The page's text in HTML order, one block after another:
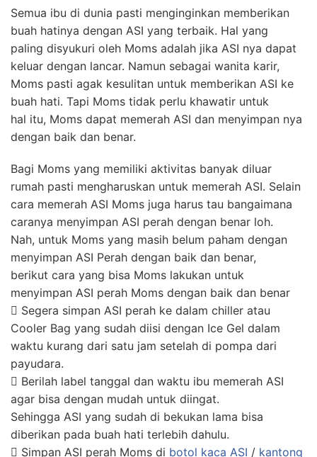
Semua ibu di dunia pasti menginginkan memberikan
buah hatinya dengan ASI yang terbaik. Hal yang
paling disyukuri oleh Moms adalah jika ASI nya dapat
keluar dengan lancar. Namun sebagai wanita karir,
Moms pasti agak kesulitan untuk memberikan ASI ke
buah hati. Tapi Moms tidak perlu khawatir untuk
hal itu, Moms dapat memerah ASI dan menyimpan nya
dengan baik dan benar.
Bagi Moms yang memiliki aktivitas banyak diluar
rumah pasti mengharuskan untuk memerah ASI. Selain
cara memerah ASI Moms juga harus tau bangaimana
caranya menyimpan ASI perah dengan benar loh.
Nah, untuk Moms yang masih belum paham dengan
menyimpan ASI Perah dengan baik dan benar,
berikut cara yang bisa Moms lakukan untuk
menyimpan ASI perah Moms dengan baik dan benar
 Segera simpan ASI perah ke dalam chiller atau
Cooler Bag yang sudah diisi dengan Ice Gel dalam
waktu kurang dari satu jam setelah di pompa dari
payudara.
 Berilah label tanggal dan waktu ibu memerah ASI
agar bisa dengan mudah untuk diingat.
Sehingga ASI yang sudah di bekukan lama bisa
diberikan pada buah hati terlebih dahulu.
 Simpan ASI perah Moms di botol kaca ASI / kantong